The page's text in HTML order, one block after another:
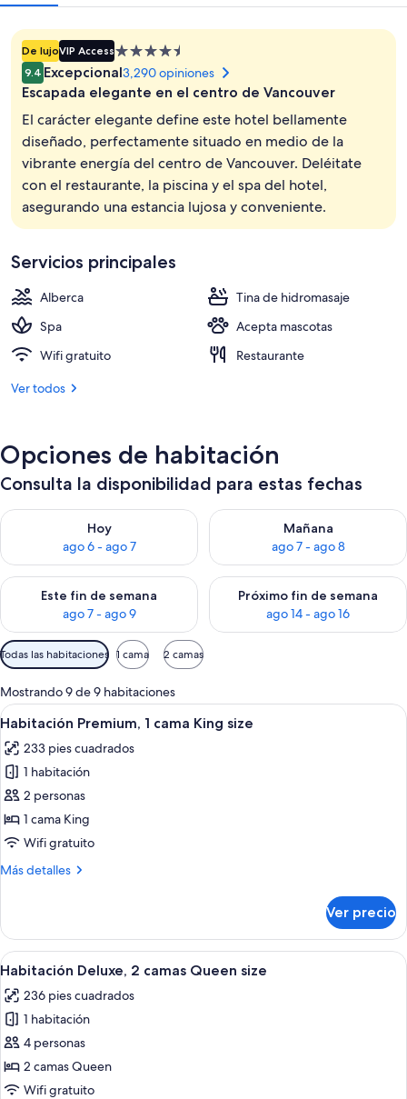
Exterior
De lujoVIP AccessPropiedad
de
4.5
9.4 Excepcional3,290 opiniones
Escapada elegante en el centro de Vancouver
El carácter elegante define este hotel bellamente
diseñado, perfectamente situado en medio de la
vibrante energía del centro de Vancouver. Deléitate
con el restaurante, la piscina y el spa del hotel,
asegurando una estancia lujosa y conveniente.
Servicios principales
Alberca
Tina de hidromasaje
Spa
Acepta mascotas
Wifi gratuito
Restaurante
Ver todos
Opciones de habitación
Consulta la disponibilidad para estas fechas
Hoy
ago 6 - ago 7
Consulta la disponibilidad para hoy ago 6 - ago 7
Mañana
ago 7 - ago 8
Consulta la disponibilidad
Este fin de semana
ago 7 - ago 9
Consulta la disponibilidad para este fin de semana ago 7 -
Próximo fin de semana
ago 14 - ago 16
Consulta la disponibilidad
Filtros
disponibles
para
las
habitaciones
Todas las habitaciones 1 cama 2 camas
Mostrando 9 de 9 habitaciones
Abrir
todas
las
fotos
de
Habitación
Premium,
cama
Una habitación de hotel con una
8
Habitación Premium, 1 cama King size
233 pies cuadrados
1 habitación
2 personas
1 cama King
Wifi gratuito
Más detalles
Más
Premium,
cama
size
Ver precio
Abrir
todas
las
fotos
de
Habitación
Deluxe,
Una habitación de hotel con dos
7
Habitación Deluxe, 2 camas Queen size
236 pies cuadrados
1 habitación
4 personas
2 camas Queen
Wifi gratuito